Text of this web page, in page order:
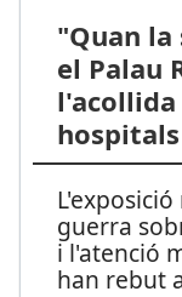
"Quan
el Palau
l'acollida
guerra
i l'atenció
han rebut